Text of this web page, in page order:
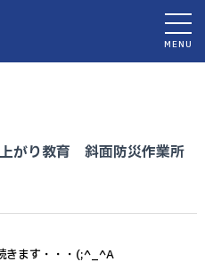
MENU
がり教育 斜面防災作業所
きます・・・(;^_^A